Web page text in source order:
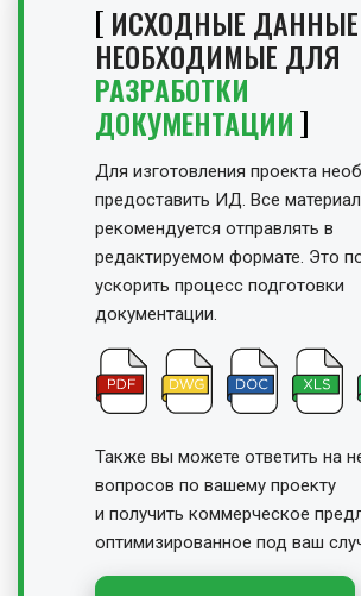
ИСХОДНЫЕ ДАННЫЕ
НЕОБХОДИМЫЕ ДЛЯ
РАЗРАБОТКИ
ДОКУМЕНТАЦИИ
Для изготовления проекта
предоставить ИД. Все
рекомендуется отправлять в
редактируемом формате. Это
ускорить процесс подготовки
документации.
Также вы можете ответить на
вопросов по вашему проекту
и получить коммерческое
оптимизированное под ваш